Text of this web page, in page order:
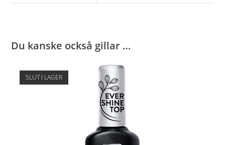
Du kanske också gillar …
SLUT I LAGER